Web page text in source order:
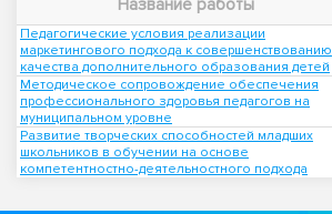
Название работы
Педагогические условия реализации
маркетингового подхода к совершенствованию
качества дополнительного образования детей
Методическое сопровождение обеспечения
профессионального здоровья педагогов на
муниципальном уровне
Развитие творческих способностей младших
школьников в обучении на основе
компетентностно-деятельностного подхода